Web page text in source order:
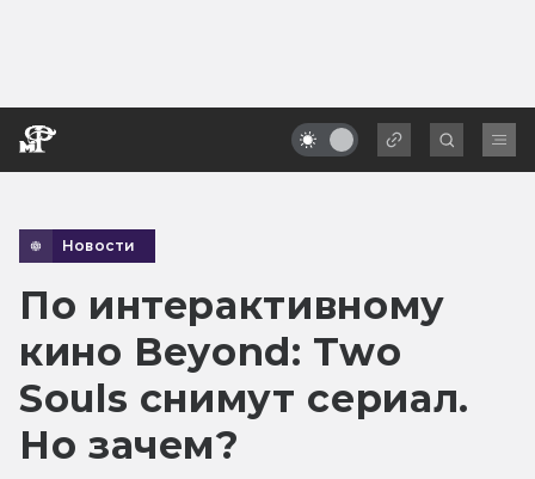
Новости
По интерактивному
кино Beyond: Two
Souls снимут сериал.
Но зачем?